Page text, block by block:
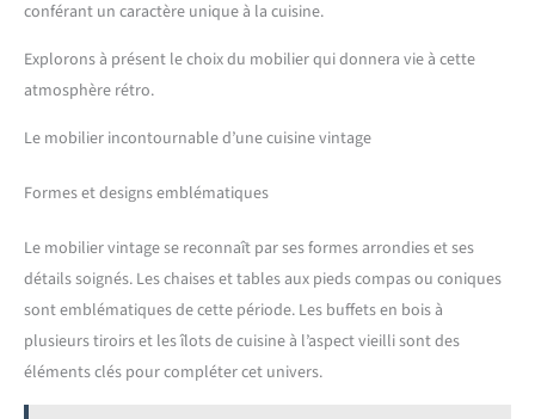
conférant un caractère unique à la cuisine.
Explorons à présent le choix du mobilier qui donnera vie à cette
atmosphère rétro.
Le mobilier incontournable d’une cuisine vintage
Formes et designs emblématiques
Le mobilier vintage se reconnaît par ses formes arrondies et ses
détails soignés. Les chaises et tables aux pieds compas ou coniques
sont emblématiques de cette période. Les buffets en bois à
plusieurs tiroirs et les îlots de cuisine à l’aspect vieilli sont des
éléments clés pour compléter cet univers.